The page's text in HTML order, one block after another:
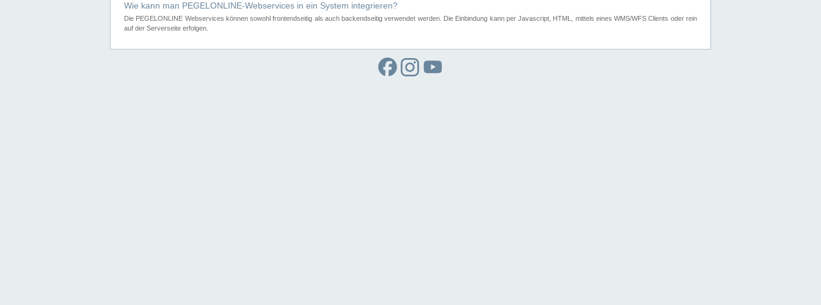
Wie kann man PEGELONLINE-Webservices in ein System integrieren?
Die PEGELONLINE Webservices können sowohl frontendseitig als auch backendseitig verwendet werden. Die Einbindung kann per Javascript, HTML, mittels eines WMS/WFS Clients oder rein
auf der Serverseite erfolgen.